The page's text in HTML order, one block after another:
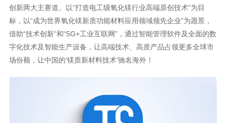
创新两大主赛道。以“打造电工级氧化镁行业高端原创技术”为目
标，以“成为世界氧化镁新质功能材料应用领域领先企业”为愿景，
借助“技术创新”和“5G+工业互联网”，通过智能管理软件及全面的数
字化技术及智能生产设备，让高端技术、高质产品占领更多全球市
场份额，让中国的‘镁质新材料技术’驰名海外！